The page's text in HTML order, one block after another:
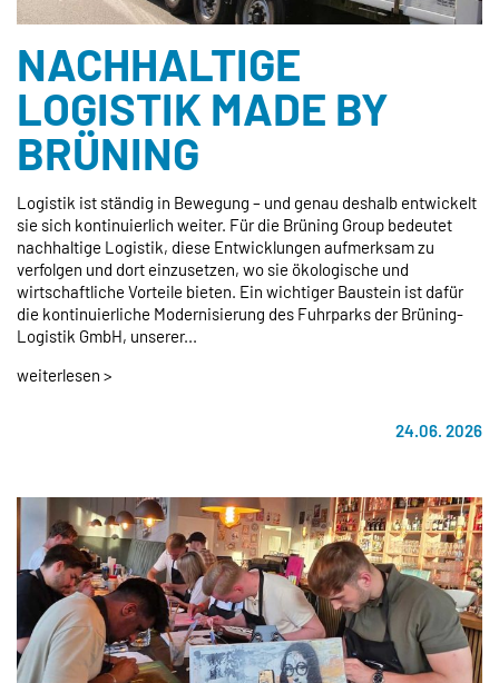
NACHHALTIGE
LOGISTIK MADE BY
BRÜNING
Logistik ist ständig in Bewegung – und genau deshalb entwickelt
sie sich kontinuierlich weiter. Für die Brüning Group bedeutet
nachhaltige Logistik, diese Entwicklungen aufmerksam zu
verfolgen und dort einzusetzen, wo sie ökologische und
wirtschaftliche Vorteile bieten. Ein wichtiger Baustein ist dafür
die kontinuierliche Modernisierung des Fuhrparks der Brüning-
Logistik GmbH, unserer...
weiterlesen >
24.06. 2026